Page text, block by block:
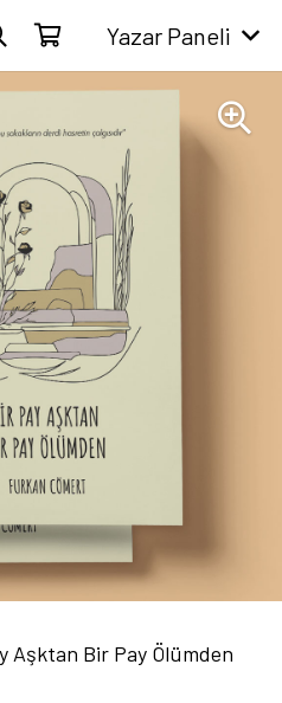
Yazar Paneli
Aşktan Bir Pay Ölümden